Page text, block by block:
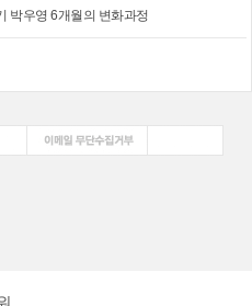
박우영 6개월의 변화과정